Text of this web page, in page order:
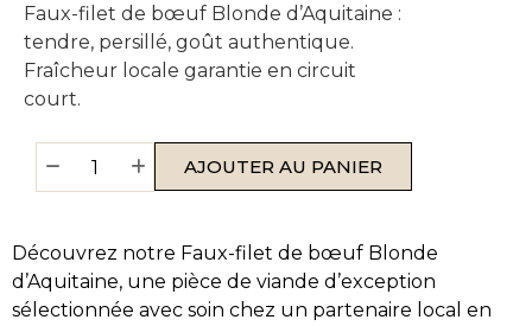
Faux-filet de bœuf Blonde d’Aquitaine :
tendre, persillé, goût authentique.
Fraîcheur locale garantie en circuit
court.
AJOUTER AU PANIER
Découvrez notre Faux-filet de bœuf Blonde
d’Aquitaine, une pièce de viande d’exception
sélectionnée avec soin chez un partenaire local en